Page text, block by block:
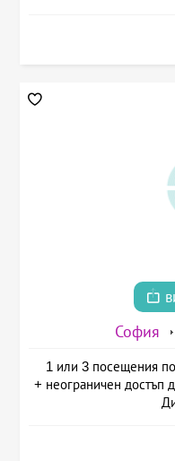
София
1 или 3 посещения
+ неограничен достъп